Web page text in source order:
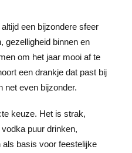
een bijzondere sfeer
gezelligheid binnen en
om het jaar mooi af te
een drankje dat past bij
net even bijzonder.
keuze. Het is strak,
puur drinken,
basis voor feestelijke